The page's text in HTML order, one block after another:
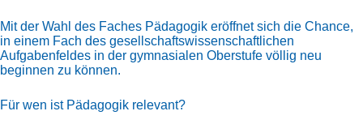
Mit der Wahl des Faches Pädagogik eröffnet sich die Chance,
in einem Fach des gesellschaftswissenschaftlichen
Aufgabenfeldes in der gymnasialen Oberstufe völlig neu
beginnen zu können.
Für wen ist Pädagogik relevant?